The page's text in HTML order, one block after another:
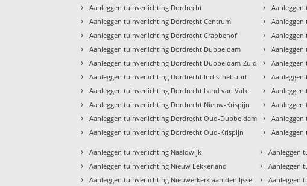
› Aanleggen tuinverlichting Dordrecht
› Aanleggen tuinverlichting Dordrecht Centrum
› Aanleggen tuinverlichting Dordrecht Crabbehof
› Aanleggen tuinverlichting Dordrecht Dubbeldam
› Aanleggen tuinverlichting Dordrecht Dubbeldam-Zuid
› Aanleggen tuinverlichting Dordrecht Indischebuurt
› Aanleggen tuinverlichting Dordrecht Land van Valk
› Aanleggen tuinverlichting Dordrecht Nieuw-Krispijn
› Aanleggen tuinverlichting Dordrecht Oud-Dubbeldam
› Aanleggen tuinverlichting Dordrecht Oud-Krispijn
›
›
› Aanleggen
›
›
›
›
›
›
›
› Aanleggen tuinverlichting Naaldwijk
› Aanleggen tuinverlichting Nieuw Lekkerland
› Aanleggen tuinverlichting Nieuwerkerk aan den Ijssel
› Aanleggen
› Aanleggen
› Aanleggen